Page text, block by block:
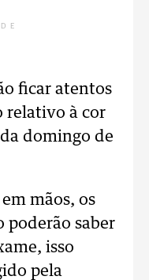
ficar atentos
relativo à cor
domingo de
mãos, os
poderão saber
isso
pela